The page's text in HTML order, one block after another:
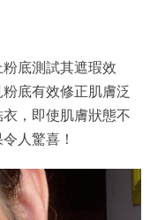
底測試其遮瑕效
底有效修正肌膚泛
，即使肌膚狀態不
人驚喜！